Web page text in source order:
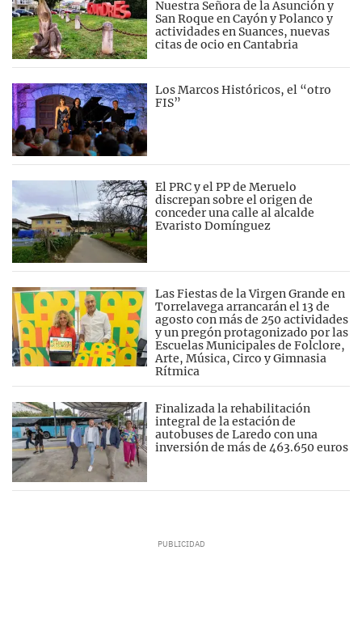
Nuestra Señora de la Asunción y
San Roque en Cayón y Polanco y
actividades en Suances, nuevas
citas de ocio en Cantabria
Los Marcos Históricos, el “otro
FIS”
El PRC y el PP de Meruelo
discrepan sobre el origen de
conceder una calle al alcalde
Evaristo Domínguez
Las Fiestas de la Virgen Grande en
Torrelavega arrancarán el 13 de
agosto con más de 250 actividades
y un pregón protagonizado por las
Escuelas Municipales de Folclore,
Arte, Música, Circo y Gimnasia
Rítmica
Finalizada la rehabilitación
integral de la estación de
autobuses de Laredo con una
inversión de más de 463.650 euros